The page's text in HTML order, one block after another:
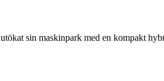
sin maskinpark med en kompakt